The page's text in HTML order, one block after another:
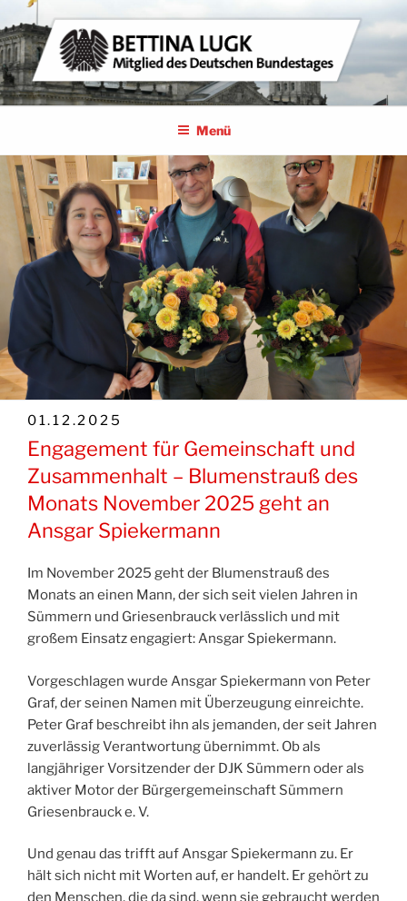
Zum
Inhalt
springen
BETTINA LUGK
MITGLIED DES DEUTSCHEN BUNDESTAGES
Menü
VERÖFFENTLICHT
AM
01.12.2025
Engagement für Gemeinschaft und
Zusammenhalt – Blumenstrauß des
Monats November 2025 geht an
Ansgar Spiekermann
Im November 2025 geht der Blumenstrauß des
Monats an einen Mann, der sich seit vielen Jahren in
Sümmern und Griesenbrauck verlässlich und mit
großem Einsatz engagiert: Ansgar Spiekermann.
Vorgeschlagen wurde Ansgar Spiekermann von Peter
Graf, der seinen Namen mit Überzeugung einreichte.
Peter Graf beschreibt ihn als jemanden, der seit Jahren
zuverlässig Verantwortung übernimmt. Ob als
langjähriger Vorsitzender der DJK Sümmern oder als
aktiver Motor der Bürgergemeinschaft Sümmern
Griesenbrauck e. V.
Und genau das trifft auf Ansgar Spiekermann zu. Er
hält sich nicht mit Worten auf, er handelt. Er gehört zu
den Menschen, die da sind, wenn sie gebraucht werden